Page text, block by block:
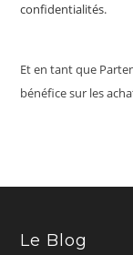
confidentialités.
Et en tant que
bénéfice sur les
Le Blog